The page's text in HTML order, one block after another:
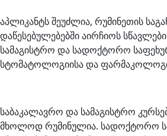
აპლიკანტს შეუძლია, რუმინეთის
დაწესებულებებში აირჩიოს
სამაგისტრო და სადოქტორო
სტომატოლოგიისა და
საბაკალავრო და სამაგისტრო
მხოლოდ რუმინულია. სადოქტორო